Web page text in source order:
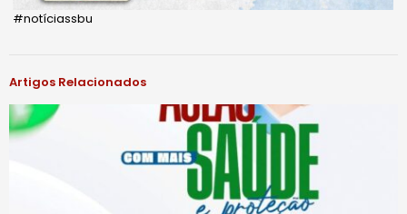
#notíciassbu
Artigos Relacionados